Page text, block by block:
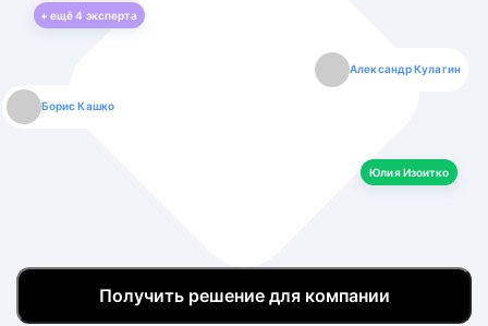
+ ещё4 эксперта
Борис Кашко
Александр Кулагин
Юлия Изоитко
Юлия Изоитко
Даниил Макаров
Александр Кулагин
Екатерина Лазаренко
Даниил Макаров
Борис Кашко
Екатерина Лазаренко
Юлия Изоитко
Получить решение для компании